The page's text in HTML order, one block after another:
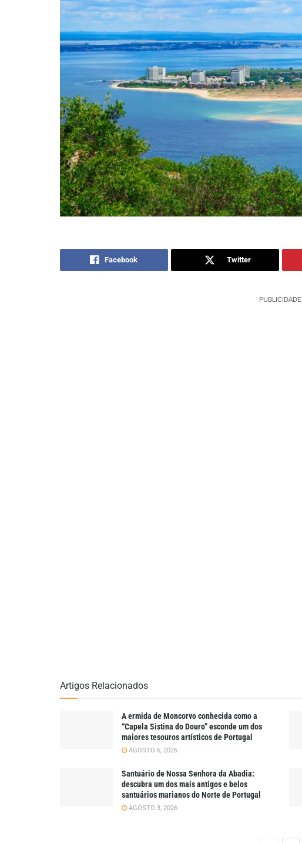
Facebook Twitter
PUBLICIDADE
Artigos Relacionados
A ermida de Moncorvo conhecida como a
“Capela Sistina do Douro” esconde um dos
maiores tesouros artísticos de Portugal
AGOSTO 6, 2026
Santuário de Nossa Senhora da Abadia:
descubra um dos mais antigos e belos
santuários marianos do Norte de Portugal
AGOSTO 3, 2026